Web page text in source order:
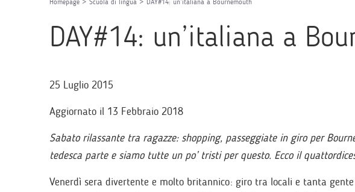
Homepage > Scuola di lingua > DAY#14: un’italiana a Bournemouth
DAY#14: un’italiana a
25 Luglio 2015
Aggiornato il 13 Febbraio 2018
Sabato rilassante tra ragazze: shopping, passeggiate in giro per
tedesca parte e siamo tutte un po’ tristi per questo. Ecco il
Venerdì sera divertente e molto britannico: giro tra locali e tanta